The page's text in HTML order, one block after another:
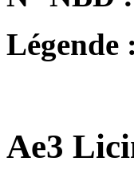
Légende :
Ae3